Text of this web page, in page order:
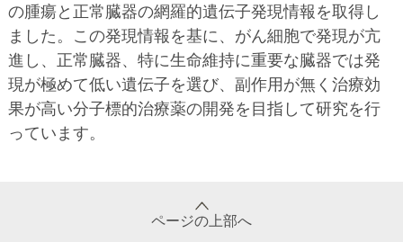
の腫瘍と正常臓器の網羅的遺伝子発現情報を取得し
ました。この発現情報を基に、がん細胞で発現が亢
進し、正常臓器、特に生命維持に重要な臓器では発
現が極めて低い遺伝子を選び、副作用が無く治療効
果が高い分子標的治療薬の開発を目指して研究を行
っています。
ページの上部へ